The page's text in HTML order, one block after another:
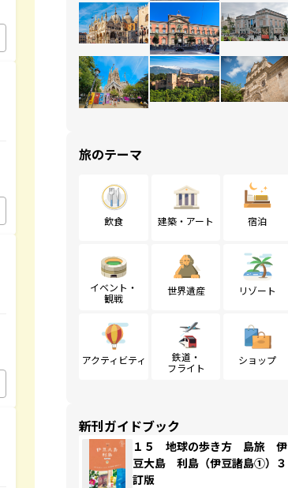
旅のテーマ
飲食 建築・アート 宿泊
イベント・
観戦
世界遺産 リゾート
アクティビティ
鉄道・
フライト
ショップ
新刊ガイドブック
１５ 地球の歩き方 島旅 伊
豆大島 利島（伊豆諸島①）３
訂版